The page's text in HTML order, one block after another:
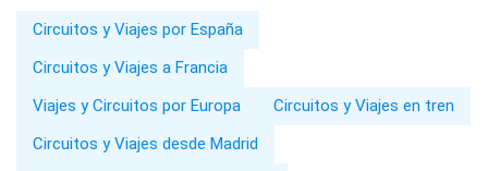
Circuitos y Viajes por España
Circuitos y Viajes a Francia
Viajes y Circuitos por Europa
Circuitos y Viajes en tren
Circuitos y Viajes desde Madrid